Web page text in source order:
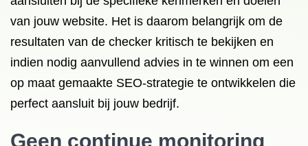
van jouw website. Het is daarom belangrijk om de
resultaten van de checker kritisch te bekijken en
indien nodig aanvullend advies in te winnen om een
op maat gemaakte SEO-strategie te ontwikkelen die
perfect aansluit bij jouw bedrijf.
Geen continue monitoring